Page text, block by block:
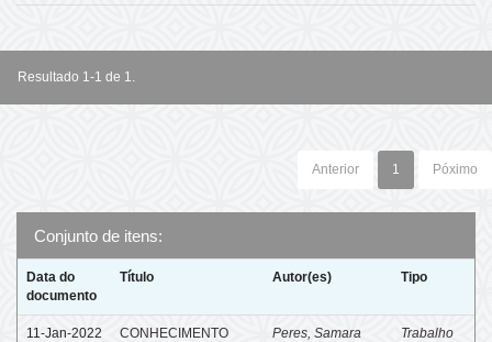
Resultado 1-1 de 1.
Anterior 1 Póximo
Conjunto de itens:
Data do
documento
Título Autor(es) Tipo
11-Jan-2022
CONHECIMENTO
Peres, Samara
Trabalho